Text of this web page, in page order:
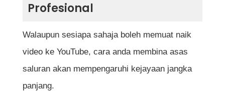
5. Tambah Trailer Channel
Langkah 4: Menyediakan Kandungan
Pertama Anda
Langkah 5: Pengoptimuman SEO di
Profesional
Walaupun sesiapa sahaja boleh memuat naik
video ke YouTube, cara anda membina asas
saluran akan mempengaruhi kejayaan jangka
panjang.